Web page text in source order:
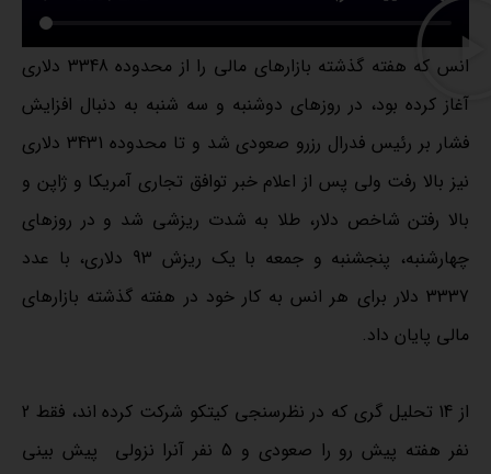
انس که هفته گذشته بازارهای مالی را از محدوده 3348 دلاری
آغاز کرده بود، در روزهای دوشنبه و سه شنبه به دنبال افزایش
فشار بر رئیس فدرال رزرو صعودی شد و تا محدوده 3431 دلاری
نیز بالا رفت ولی پس از اعلام خبر توافق تجاری آمریکا و ژاپن و
بالا رفتن شاخص دلار، طلا به شدت ریزشی شد و در روزهای
چهارشنبه، پنجشنبه و جمعه با یک ریزش 93 دلاری، با عدد
3337 دلار برای هر انس به کار خود در هفته گذشته بازارهای
مالی پایان داد.
از 14 تحلیل گری که در نظرسنجی کیتکو شرکت کرده اند، فقط 2
نفر هفته پیش رو را صعودی و 5 نفر آنرا نزولی پیش بینی